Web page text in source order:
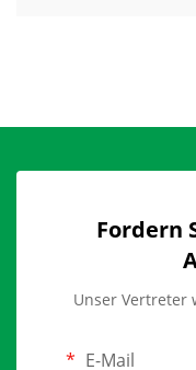
Fordern
Unser Vertreter
E-Mail